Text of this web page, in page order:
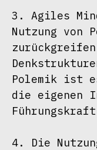
3. Agiles
Nutzung von
Polemik ist
die eigenen
4. Die